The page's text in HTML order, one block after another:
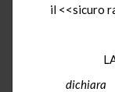
il <<sicuro
dichiara